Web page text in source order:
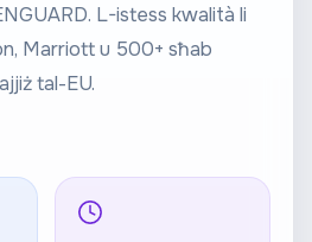
L-istess kwalità li
Marriott u 500+ sħab
tal-EU.